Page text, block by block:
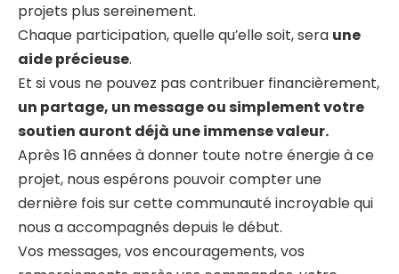
projets plus sereinement.
Chaque participation, quelle qu’elle soit, sera une
aide précieuse.
Et si vous ne pouvez pas contribuer financièrement,
un partage, un message ou simplement votre
soutien auront déjà une immense valeur.
Après 16 années à donner toute notre énergie à ce
projet, nous espérons pouvoir compter une
dernière fois sur cette communauté incroyable qui
nous a accompagnés depuis le début.
Vos messages, vos encouragements, vos